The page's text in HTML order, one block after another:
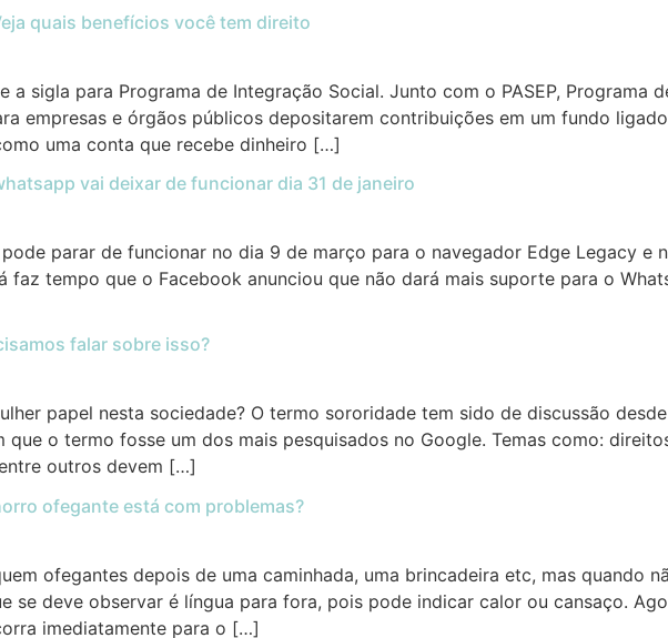
quais benefícios você tem direito
a sigla para Programa de Integração Social. Junto com o PASEP, Programa
empresas e órgãos públicos depositarem contribuições em um fundo
uma conta que recebe dinheiro […]
vai deixar de funcionar dia 31 de janeiro
parar de funcionar no dia 9 de março para o navegador Edge Legacy e
faz tempo que o Facebook anunciou que não dará mais suporte para o
falar sobre isso?
papel nesta sociedade? O termo sororidade tem sido de discussão
que o termo fosse um dos mais pesquisados no Google. Temas como:
outros devem […]
ofegante está com problemas?
ofegantes depois de uma caminhada, uma brincadeira etc, mas quando
se deve observar é língua para fora, pois pode indicar calor ou cansaço.
imediatamente para o […]